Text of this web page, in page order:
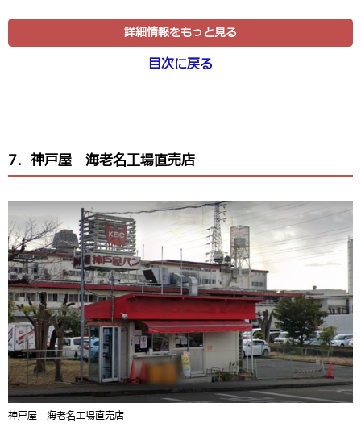
詳細情報をもっと見る
目次に戻る
7．神戸屋 海老名工場直売店
神戸屋 海老名工場直売店